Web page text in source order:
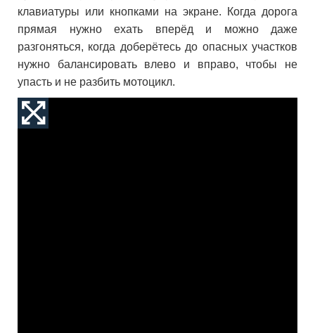
клавиатуры или кнопками на экране. Когда дорога
прямая нужно ехать вперёд и можно даже
разгоняться, когда доберётесь до опасных участков
нужно балансировать влево и вправо, чтобы не
упасть и не разбить мотоцикл.